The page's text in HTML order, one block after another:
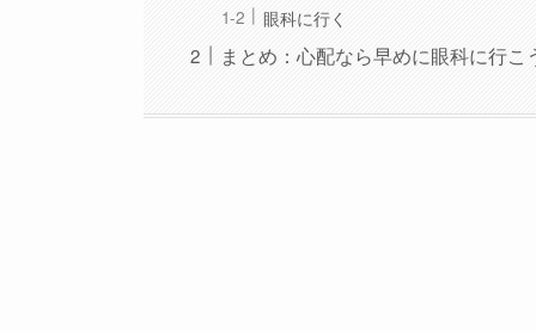
眼科に行く
まとめ：心配なら早めに眼科に行こ